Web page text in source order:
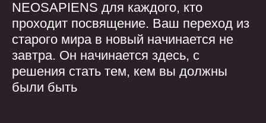
NEOSAPIENS для каждого, кто
проходит посвящение. Ваш переход из
старого мира в новый начинается не
завтра. Он начинается здесь, с
решения стать тем, кем вы должны
были быть